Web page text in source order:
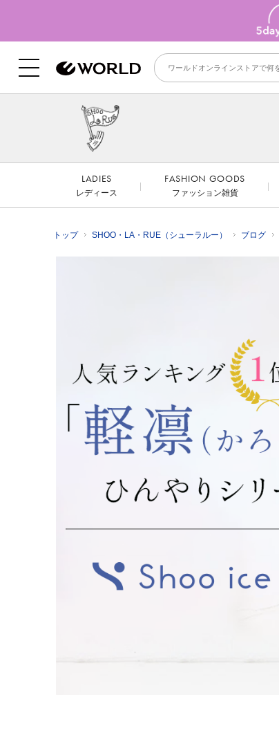
LADIES
レディース
FASHION GOODS
ファッション雑貨
トップ SHOO・LA・RUE（シューラルー） ブログ